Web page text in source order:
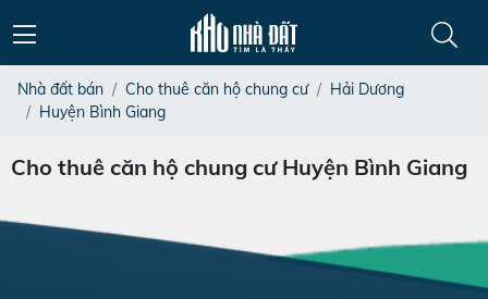
Nhà đất bán Cho thuê căn hộ chung cư
Hải Dương
Huyện Bình Giang
Cho thuê căn hộ chung cư Huyện Bình Giang